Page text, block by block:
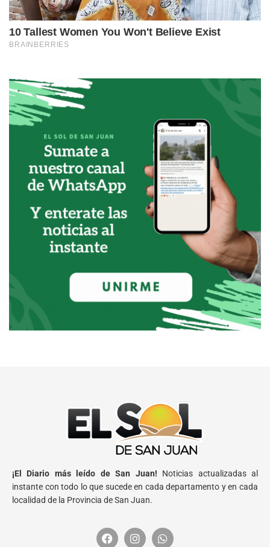
¡El Diario más leído de San Juan! Noticias actualizadas al
instante con todo lo que sucede en cada departamento y en cada
localidad de la Provincia de San Juan.